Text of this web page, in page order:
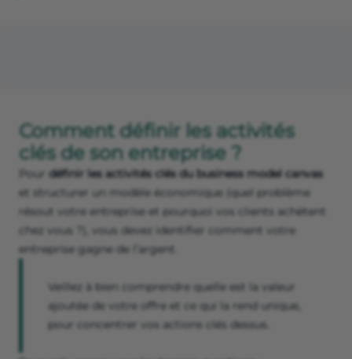
Comment définir les activités
clés de son entreprise ?
Pour définir les activités clés du business model canvas
et structurer un modèle économique (quel problème
résout votre entreprise et pourquoi vos clients achètent
chez vous ?), vous devez identifier comment votre
entreprise gagne de l’argent.
Veillez à bien comprendre quelle est la valeur
ajoutée de votre offre et ce qui la rend unique,
pour concentrer vos actions clés dessus.